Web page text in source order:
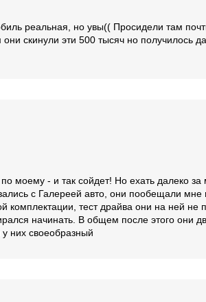
реальная, но увы(( Просидели там
скинули эти 500 тысяч но получилось
моему - и так сойдет! Но ехать далеко за
с Галереей авто, они пообещали
тест драйва они на ней
начинать. В общем после этого они
них своеобразный